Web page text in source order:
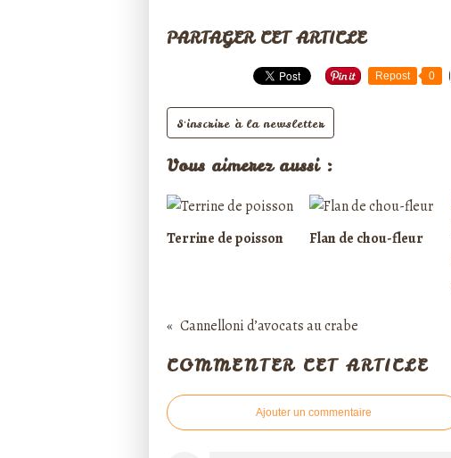
PARTAGER CET ARTICLE
Repost 0
S'inscrire à la newsletter
Vous aimerez aussi :
Terrine de poisson
Flan de chou-fleur
Cannelloni d’avocats au crabe
COMMENTER CET ARTICLE
Ajouter un commentaire